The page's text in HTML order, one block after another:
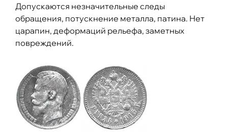
Допускаются незначительные следы
обращения, потускнение металла, патина. Нет
царапин, деформаций рельефа, заметных
повреждений.